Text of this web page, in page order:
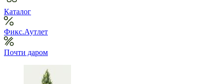
Каталог
Фикс.Аутлет
Почти даром